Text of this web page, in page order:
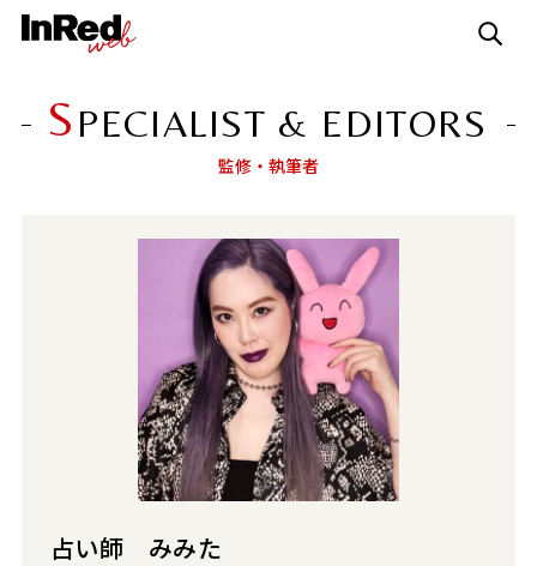
監修・執筆者
S PECIALIST & EDITORS
占い師 みみた